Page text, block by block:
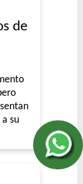
de
su